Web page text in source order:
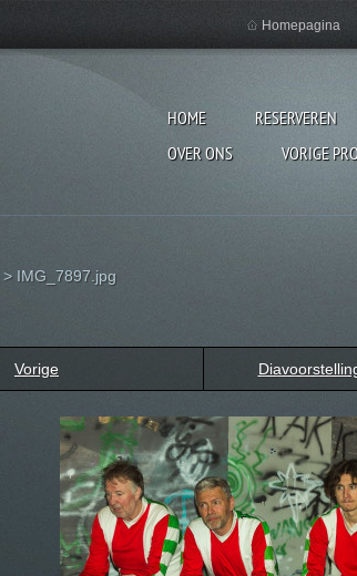
HOME RESERVEREN
OVER ONS
VORIGE
Homepagina
> IMG_7897.jpg
Vorige